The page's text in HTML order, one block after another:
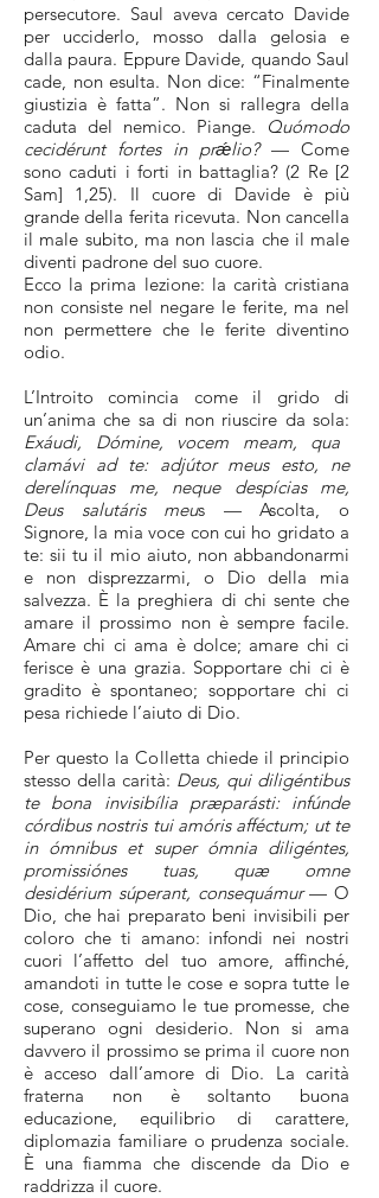
persecutore. Saul aveva cercato Davide
per ucciderlo, mosso dalla gelosia e
dalla paura. Eppure Davide, quando Saul
cade, non esulta. Non dice: “Finalmente
giustizia è fatta”. Non si rallegra della
caduta del nemico. Piange.
Quómodo
cecidérunt fortes in prǽlio?— Come
sono caduti i forti in battaglia? (2 Re [2
Sam] 1,25). Il cuore di Davide è più
grande della ferita ricevuta. Non cancella
il male subito, ma non lascia che il male
diventi padrone del suo cuore.
Ecco la prima lezione: la carità cristiana
non consiste nel negare le ferite, ma nel
non permettere che le ferite diventino
odio.
L’Introito comincia come il grido di
un’anima che sa di non riuscire da sola:
Exáudi, Dómine, vocem meam, qua
clamávi ad te: adjútor meus esto, ne
derelínquas me, neque despícias me,
Deus salutáris meus — Ascolta, o
Signore, la mia voce con cui ho gridato a
te: sii tu il mio aiuto, non abbandonarmi
e non disprezzarmi, o Dio della mia
salvezza. È la preghiera di chi sente che
amare il prossimo non è sempre facile.
Amare chi ci ama è dolce; amare chi ci
ferisce è una grazia. Sopportare chi ci è
gradito è spontaneo; sopportare chi ci
pesa richiede l’aiuto di Dio.
Per questo la Colletta chiede il principio
stesso della carità: Deus, qui diligéntibus
te bona invisibília præparásti: infúnde
córdibus nostris tui amóris afféctum; ut te
in ómnibus et super ómnia diligéntes,
promissiónes tuas, quæ omne
desidérium súperant, consequámur— O
Dio, che hai preparato beni invisibili per
coloro che ti amano: infondi nei nostri
cuori l’affetto del tuo amore, affinché,
amandoti in tutte le cose e sopra tutte le
cose, conseguiamo le tue promesse, che
superano ogni desiderio. Non si ama
davvero il prossimo se prima il cuore non
è acceso dall’amore di Dio. La carità
fraterna non è soltanto buona
educazione, equilibrio di carattere,
diplomazia familiare o prudenza sociale.
È una fiamma che discende da Dio e
raddrizza il cuore.